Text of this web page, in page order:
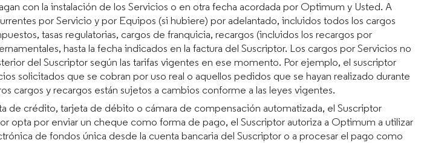
con la instalación de los Servicios o en otra fecha acordada por Optimum y Usted. A
por Servicio y por Equipos (si hubiere) por adelantado, incluidos todos los cargos
tasas regulatorias, cargos de franquicia, recargos (incluidos los recargos por
hasta la fecha indicados en la factura del Suscriptor. Los cargos por Servicios no
del Suscriptor según las tarifas vigentes en ese momento. Por ejemplo, el suscriptor
solicitados que se cobran por uso real o aquellos pedidos que se hayan realizado durante
cargos y recargos están sujetos a cambios conforme a las leyes vigentes.
de crédito, tarjeta de débito o cámara de compensación automatizada, el Suscriptor
opta por enviar un cheque como forma de pago, el Suscriptor autoriza a Optimum a utilizar
de fondos única desde la cuenta bancaria del Suscriptor o a procesar el pago como